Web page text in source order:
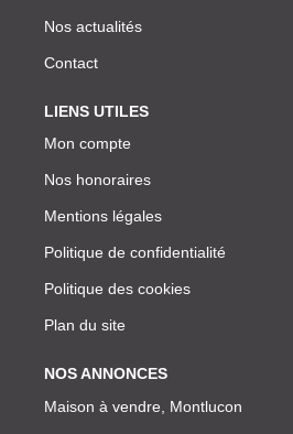
Nos actualités
Contact
LIENS UTILES
Mon compte
Nos honoraires
Mentions légales
Politique de confidentialité
Politique des cookies
Plan du site
NOS ANNONCES
Maison à vendre, Montlucon